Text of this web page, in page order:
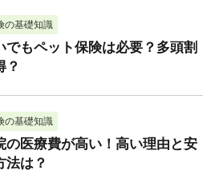
の基礎知識
でもペット保険は必要？多頭割
？
の基礎知識
の医療費が高い！高い理由と安
法は？